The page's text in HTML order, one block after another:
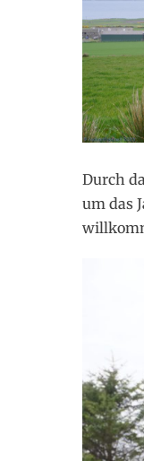
Durch
um das